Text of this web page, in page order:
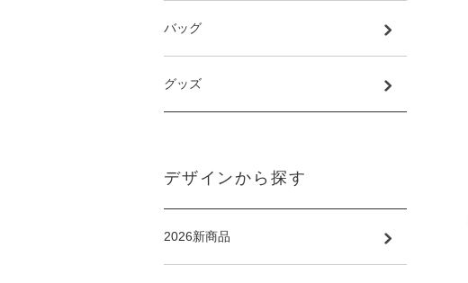
バッグ
グッズ
デザインから探す
2026新商品